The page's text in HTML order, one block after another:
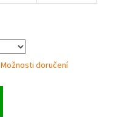
Možnosti doručení